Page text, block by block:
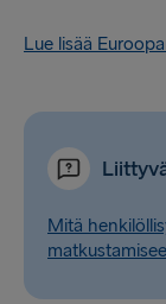
Lue lisää
Mitä